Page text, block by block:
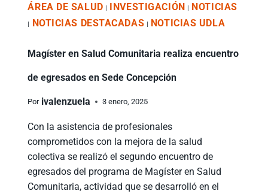
ÁREA DE SALUD | INVESTIGACIÓN | NOTICIAS
| NOTICIAS DESTACADAS | NOTICIAS UDLA
Magíster en Salud Comunitaria realiza encuentro
de egresados en Sede Concepción
Por ivalenzuela 3 enero, 2025
Con la asistencia de profesionales
comprometidos con la mejora de la salud
colectiva se realizó el segundo encuentro de
egresados del programa de Magíster en Salud
Comunitaria, actividad que se desarrolló en el